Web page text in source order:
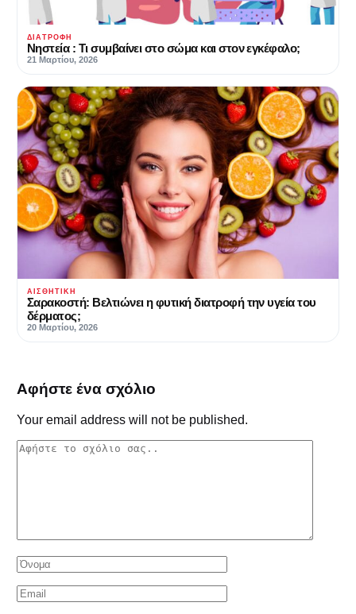
ΔΙΑΤΡΟΦΉ
Νηστεία : Τι συμβαίνει στο σώμα και στον εγκέφαλο;
21 Μαρτίου, 2026
ΑΙΣΘΗΤΙΚΉ
Σαρακοστή: Βελτιώνει η φυτική διατροφή την υγεία του
δέρματος;
20 Μαρτίου, 2026
Αφήστε ένα σχόλιο
Your email address will not be published.